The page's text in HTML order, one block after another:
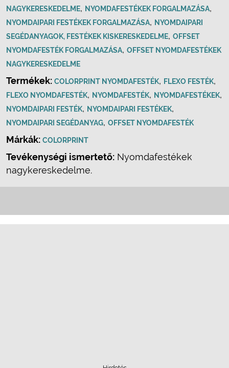
NAGYKERESKEDELME, NYOMDAFESTÉKEK FORGALMAZÁSA,
NYOMDAIPARI FESTÉKEK FORGALMAZÁSA, NYOMDAIPARI
SEGÉDANYAGOK, FESTÉKEK KISKERESKEDELME, OFFSET
NYOMDAFESTÉK FORGALMAZÁSA, OFFSET NYOMDAFESTÉKEK
NAGYKERESKEDELME
Termékek: COLORPRINT NYOMDAFESTÉK, FLEXO FESTÉK,
FLEXO NYOMDAFESTÉK, NYOMDAFESTÉK, NYOMDAFESTÉKEK,
NYOMDAIPARI FESTÉK, NYOMDAIPARI FESTÉKEK,
NYOMDAIPARI SEGÉDANYAG, OFFSET NYOMDAFESTÉK
Márkák: COLORPRINT
Tevékenységi ismertető: Nyomdafestékek
nagykereskedelme.